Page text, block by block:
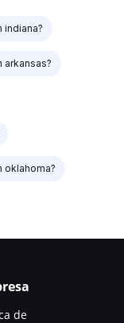
oklahoma?
de